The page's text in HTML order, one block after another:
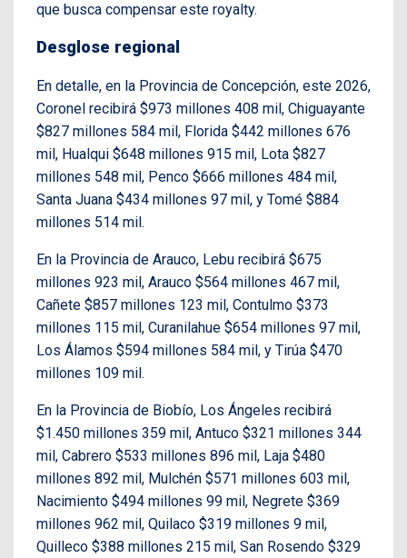
que busca compensar este royalty.
Desglose regional
En detalle, en la Provincia de Concepción, este 2026,
Coronel recibirá $973 millones 408 mil, Chiguayante
$827 millones 584 mil, Florida $442 millones 676
mil, Hualqui $648 millones 915 mil, Lota $827
millones 548 mil, Penco $666 millones 484 mil,
Santa Juana $434 millones 97 mil, y Tomé $884
millones 514 mil.
En la Provincia de Arauco, Lebu recibirá $675
millones 923 mil, Arauco $564 millones 467 mil,
Cañete $857 millones 123 mil, Contulmo $373
millones 115 mil, Curanilahue $654 millones 97 mil,
Los Álamos $594 millones 584 mil, y Tirúa $470
millones 109 mil.
En la Provincia de Biobío, Los Ángeles recibirá
$1.450 millones 359 mil, Antuco $321 millones 344
mil, Cabrero $533 millones 896 mil, Laja $480
millones 892 mil, Mulchén $571 millones 603 mil,
Nacimiento $494 millones 99 mil, Negrete $369
millones 962 mil, Quilaco $319 millones 9 mil,
Quilleco $388 millones 215 mil, San Rosendo $329